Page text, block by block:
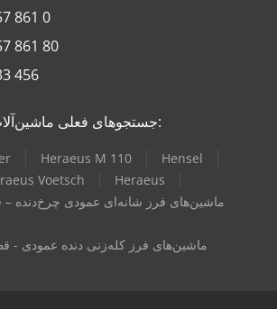
861 0
861 80
456
جستجوهای فعلی ماشین‌آلات:
Heraeus M 110
Hensel
Voetsch
Heraeus